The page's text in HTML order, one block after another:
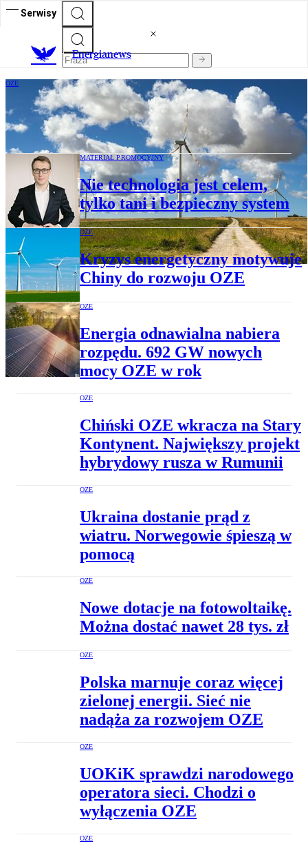
Serwisy
Energianews
OZE
Wiatraki nie obniżają wartości gruntów
MATERIAŁ PROMOCYJNY
Nie technologia jest celem,
tylko tani i bezpieczny system
OZE
Kryzys energetyczny motywuje
Chiny do rozwoju OZE
OZE
Energia odnawialna nabiera
rozpędu. 692 GW nowych
mocy OZE w rok
OZE
Chiński OZE wkracza na Stary
Kontynent. Największy projekt
hybrydowy rusza w Rumunii
OZE
Ukraina dostanie prąd z
wiatru. Norwegowie śpieszą w
pomocą
OZE
Nowe dotacje na fotowoltaikę.
Można dostać nawet 28 tys. zł
OZE
Polska marnuje coraz więcej
zielonej energii. Sieć nie
nadąża za rozwojem OZE
OZE
UOKiK sprawdzi narodowego
operatora sieci. Chodzi o
wyłączenia OZE
OZE